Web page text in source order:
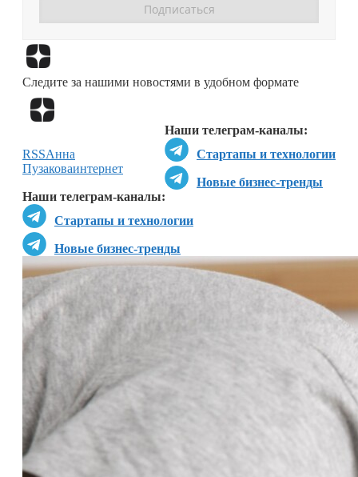
Следите за нашими новостями в удобном формате
Наши телеграм-каналы:
Стартапы и технологии
Новые бизнес-тренды
Наши телеграм-каналы:
Стартапы и технологии
Новые бизнес-тренды
RSSАнна
Пузаковаинтернет